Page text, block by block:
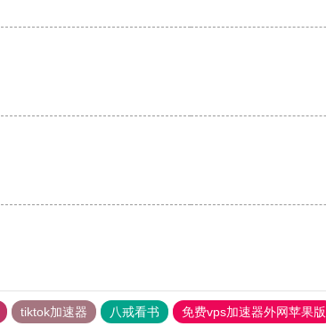
tiktok加速器 八戒看书 免费vps加速器外网苹果版